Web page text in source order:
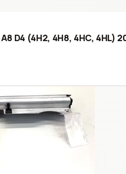
D4 (4H2, 4H8, 4HC, 4HL)